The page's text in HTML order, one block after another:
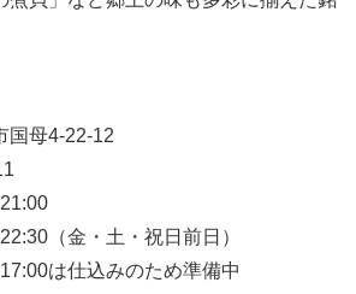
国母4-22-12
金・土・祝日前日）
仕込みのため準備中